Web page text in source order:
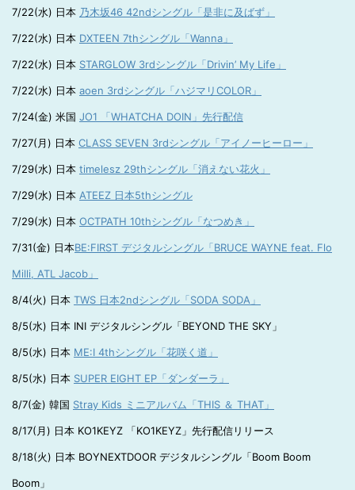
7/22(水) 日本 乃木坂46 42ndシングル「是非に及ばず」
7/22(水) 日本 DXTEEN 7thシングル「Wanna」
7/22(水) 日本 STARGLOW 3rdシングル「Drivin’ My Life」
7/22(水) 日本 aoen 3rdシングル「ハジマリCOLOR」
7/24(金) 米国 JO1 「WHATCHA DOIN」先行配信
7/27(月) 日本 CLASS SEVEN 3rdシングル「アイノーヒーロー」
7/29(水) 日本 timelesz 29thシングル「消えない花火」
7/29(水) 日本 ATEEZ 日本5thシングル
7/29(水) 日本 OCTPATH 10thシングル「なつめき」
7/31(金) 日本BE:FIRST デジタルシングル「BRUCE WAYNE feat. Flo
Milli, ATL Jacob」
8/4(火) 日本 TWS 日本2ndシングル「SODA SODA」
8/5(水) 日本 INI デジタルシングル「BEYOND THE SKY」
8/5(水) 日本 ME:I 4thシングル「花咲く道」
8/5(水) 日本 SUPER EIGHT EP「ダンダーラ」
8/7(金) 韓国 Stray Kids ミニアルバム「THIS ＆ THAT」
8/17(月) 日本 KO1KEYZ 「KO1KEYZ」先行配信リリース
8/18(火) 日本 BOYNEXTDOOR デジタルシングル「Boom Boom
Boom」